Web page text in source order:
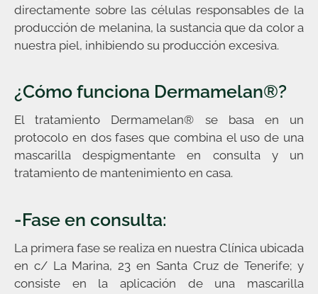
directamente sobre las células responsables de la
producción de melanina, la sustancia que da color a
nuestra piel, inhibiendo su producción excesiva.
¿Cómo funciona Dermamelan®?
El tratamiento Dermamelan® se basa en un
protocolo en dos fases que combina el uso de una
mascarilla despigmentante en consulta y un
tratamiento de mantenimiento en casa.
-Fase en consulta:
La primera fase se realiza en nuestra Clínica ubicada
en c/ La Marina, 23 en Santa Cruz de Tenerife; y
consiste en la aplicación de una mascarilla